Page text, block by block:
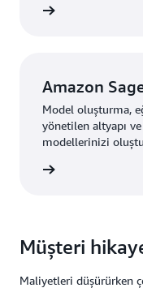
Amazon
Model oluşturma,
yönetilen altyapı
modellerinizi
Müşteri
Maliyetleri düşürürken